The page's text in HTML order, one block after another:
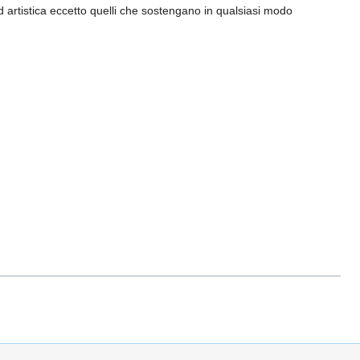
eccetto quelli che sostengano in qualsiasi modo